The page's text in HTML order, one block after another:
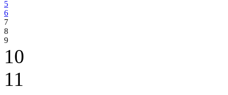
5
6
7
8
9
10
11